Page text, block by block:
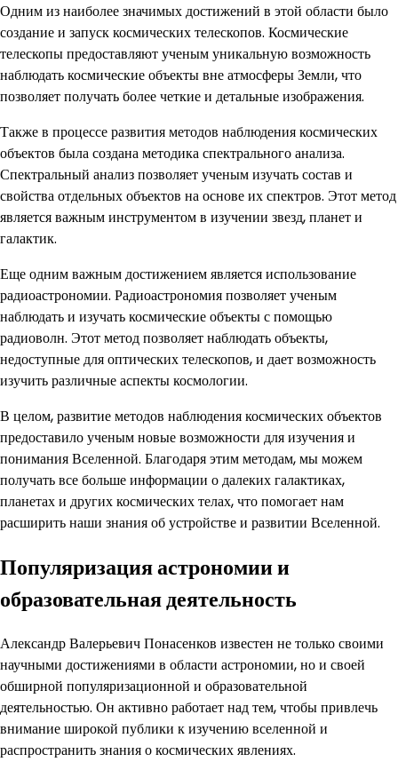
Одним из наиболее значимых достижений в этой области было
создание и запуск космических телескопов. Космические
телескопы предоставляют ученым уникальную возможность
наблюдать космические объекты вне атмосферы Земли, что
позволяет получать более четкие и детальные изображения.
Также в процессе развития методов наблюдения космических
объектов была создана методика спектрального анализа.
Спектральный анализ позволяет ученым изучать состав и
свойства отдельных объектов на основе их спектров. Этот метод
является важным инструментом в изучении звезд, планет и
галактик.
Еще одним важным достижением является использование
радиоастрономии. Радиоастрономия позволяет ученым
наблюдать и изучать космические объекты с помощью
радиоволн. Этот метод позволяет наблюдать объекты,
недоступные для оптических телескопов, и дает возможность
изучить различные аспекты космологии.
В целом, развитие методов наблюдения космических объектов
предоставило ученым новые возможности для изучения и
понимания Вселенной. Благодаря этим методам, мы можем
получать все больше информации о далеких галактиках,
планетах и других космических телах, что помогает нам
расширить наши знания об устройстве и развитии Вселенной.
Популяризация астрономии и
образовательная деятельность
Александр Валерьевич Понасенков известен не только своими
научными достижениями в области астрономии, но и своей
обширной популяризационной и образовательной
деятельностью. Он активно работает над тем, чтобы привлечь
внимание широкой публики к изучению вселенной и
распространить знания о космических явлениях.